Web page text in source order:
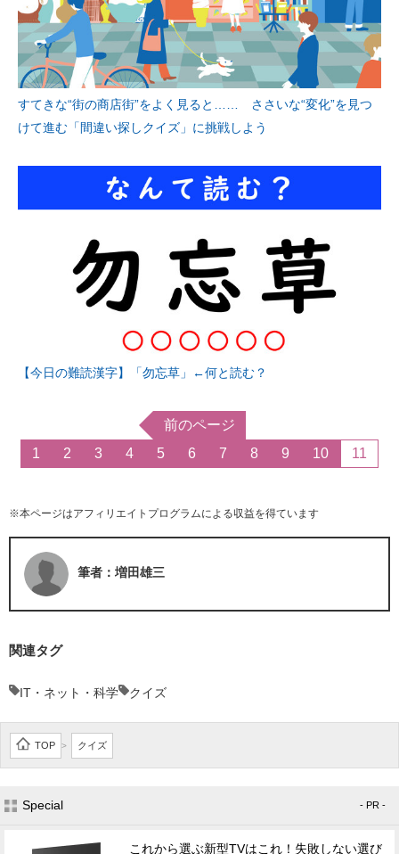
すてきな“街の商店街”をよく見ると…… ささいな“変化”を見つ
けて進む「間違い探しクイズ」に挑戦しよう
【今日の難読漢字】「勿忘草」←何と読む？
前のページ
1
2 3 4 5 6 7 8 9 10 11
※本ページはアフィリエイトプログラムによる収益を得ています
筆者：増田雄三
関連タグ
IT・ネット・科学 クイズ
TOP > クイズ
Special - PR -
これから選ぶ新型TVはこれ！失敗しない選び